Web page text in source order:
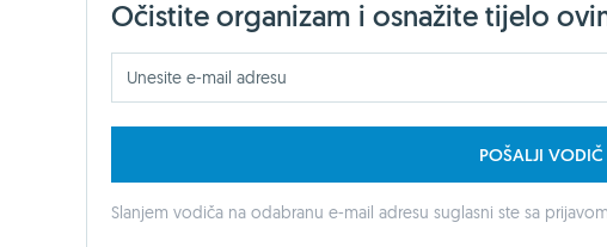
Očistite organizam i osnažite tijelo
POŠALJI
Slanjem vodiča na odabranu e-mail adresu suglasni ste sa